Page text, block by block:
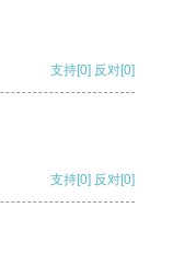
支持[0] 反对[0]
支持[0] 反对[0]